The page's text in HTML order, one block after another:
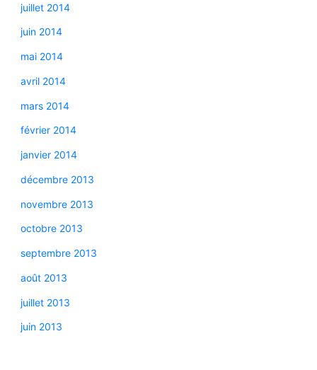
juillet 2014
juin 2014
mai 2014
avril 2014
mars 2014
février 2014
janvier 2014
décembre 2013
novembre 2013
octobre 2013
septembre 2013
août 2013
juillet 2013
juin 2013